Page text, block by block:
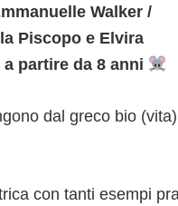
Walker /
Piscopo e Elvira
a partire da 8 anni
dal greco bio
con tanti esempi